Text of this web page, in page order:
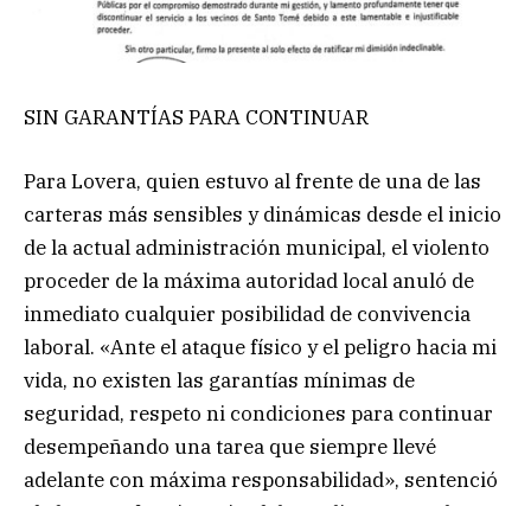
SIN GARANTÍAS PARA CONTINUAR
Para Lovera, quien estuvo al frente de una de las
carteras más sensibles y dinámicas desde el inicio
de la actual administración municipal, el violento
proceder de la máxima autoridad local anuló de
inmediato cualquier posibilidad de convivencia
laboral. «Ante el ataque físico y el peligro hacia mi
vida, no existen las garantías mínimas de
seguridad, respeto ni condiciones para continuar
desempeñando una tarea que siempre llevé
adelante con máxima responsabilidad», sentenció